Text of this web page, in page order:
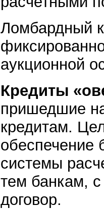
Ломбардный
аукционной
Кредиты
пришедшие
кредитам.
обеспечение
системы
тем банкам,
договор.